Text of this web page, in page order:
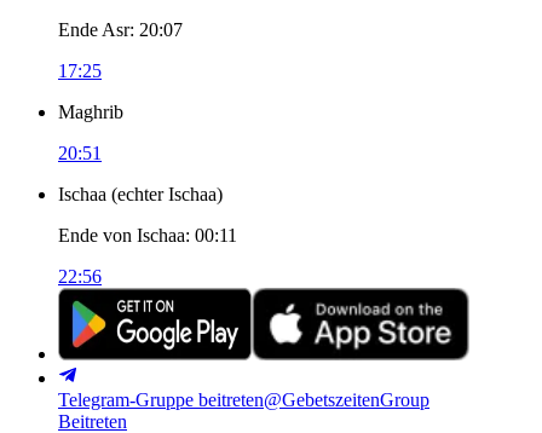
Ende Asr: 20:07
17:25
Maghrib
20:51
Ischaa (echter Ischaa)
Ende von Ischaa: 00:11
22:56
Telegram-Gruppe beitreten@GebetszeitenGroup
Beitreten